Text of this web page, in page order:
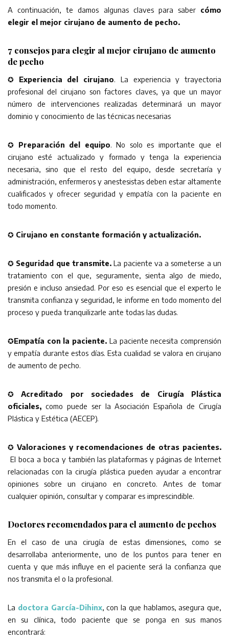
A continuación, te damos algunas claves para saber cómo
elegir el mejor cirujano de aumento de pecho.
7 consejos para elegir al mejor cirujano de aumento
de pecho
✪ Experiencia del cirujano. La experiencia y trayectoria
profesional del cirujano son factores claves, ya que un mayor
número de intervenciones realizadas determinará un mayor
dominio y conocimiento de las técnicas necesarias
✪ Preparación del equipo. No solo es importante que el
cirujano esté actualizado y formado y tenga la experiencia
necesaria, sino que el resto del equipo, desde secretaría y
administración, enfermeros y anestesistas deben estar altamente
cualificados y ofrecer seguridad y empatía con la paciente en
todo momento.
✪ Cirujano en constante formación y actualización.
✪ Seguridad que transmite.La paciente va a someterse a un
tratamiento con el que, seguramente, sienta algo de miedo,
presión e incluso ansiedad. Por eso es esencial que el experto le
transmita confianza y seguridad, le informe en todo momento del
proceso y pueda tranquilizarle ante todas las dudas.
✪Empatía con la paciente. La paciente necesita comprensión
y empatía durante estos días. Esta cualidad se valora en cirujano
de aumento de pecho.
✪Acreditado por sociedades de Cirugía Plástica
oficiales, como puede ser la Asociación Española de Cirugía
Plástica y Estética (AECEP).
✪ Valoraciones y recomendaciones de otras pacientes.
El boca a boca y también las plataformas y páginas de Internet
relacionadas con la cirugía plástica pueden ayudar a encontrar
opiniones sobre un cirujano en concreto. Antes de tomar
cualquier opinión, consultar y comparar es imprescindible.
Doctores recomendados para el aumento de pechos
En el caso de una cirugía de estas dimensiones, como se
desarrollaba anteriormente, uno de los puntos para tener en
cuenta y que más influye en el paciente será la confianza que
nos transmita el o la profesional.
La doctora García-Dihinx, con la que hablamos, asegura que,
en su clínica, todo paciente que se ponga en sus manos
encontrará: